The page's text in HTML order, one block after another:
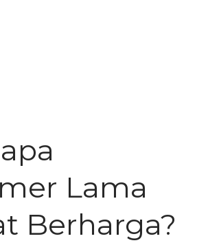
Lama
Berharga?